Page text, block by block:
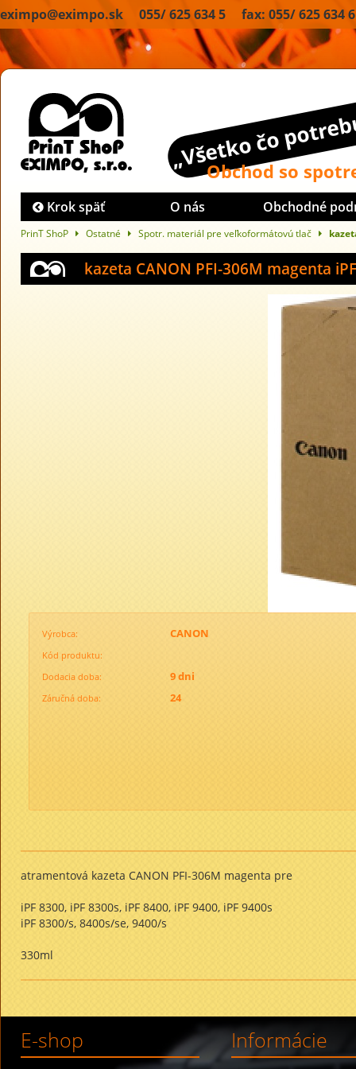
eximpo@eximpo.sk 055/ 625 634 5 fax: 055/ 625 634 6
„Všetko čo
Obchod so
Krok späť O nás Obchodné
PrinT ShoP Ostatné Spotr. materiál pre veľkoformátovú tlač
kazeta CANON PFI-306M magenta
Výrobca: CANON
Kód produktu:
Dodacia doba:
9 dni
Záručná doba: 24
atramentová kazeta CANON PFI-306M magenta pre
iPF 8300, iPF 8300s, iPF 8400, iPF 9400, iPF 9400s
iPF 8300/s, 8400s/se, 9400/s
330ml
E-shop Informácie